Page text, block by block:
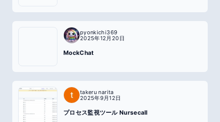
pyonkichi369
2025年12月20日
MockChat
takeru narita
2025年9月12日
プロセス監視ツール Nursecall